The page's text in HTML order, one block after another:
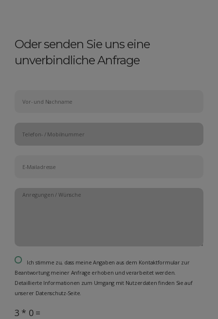
Oder senden Sie uns eine
unverbindliche Anfrage
Ich stimme zu, dass meine Angaben aus dem Kontaktformular zur
Beantwortung meiner Anfrage erhoben und verarbeitet werden.
Detaillierte Informationen zum Umgang mit Nutzerdaten finden Sie auf
unserer Datenschutz-Seite.
3 * 0 =